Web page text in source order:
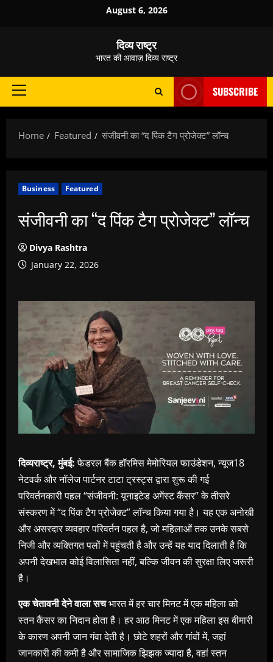
August 6, 2026
दिव्य राष्ट्र
भारत की आवाज़ दिव्य राष्ट्र
Primary
SUBSCRIBE
Home Featured संजीवनी का “द पिंक टैग प्रोजेक्ट” लॉन्च
Business Featured
संजीवनी का “द पिंक टैग प्रोजेक्ट” लॉन्च
Divya Rashtra
January 22, 2026
दिव्यराष्ट्र, मुंबई:फेडरल बैंक हॉरमिस मेमोरियल फाउंडेशन, न्यूज18
नेटवर्क और नॉलेज पार्टनर टाटा ट्रस्ट्स द्वारा शुरू की गई
परिवर्तनकारी पहल “संजीवनी: यूनाइटेड अगेंस्ट कैंसर” के तीसरे
संस्करण में “द पिंक टैग प्रोजेक्ट” लॉन्च किया गया है। यह एक अनोखी
और असरदार व्यवहार परिवर्तन पहल है, जो महिलाओं तक उनके सबसे
निजी और व्यक्तिगत पलों में पहुंचती है और उन्हें यह याद दिलाती है कि
अपनी देखभाल कोई विलासिता नहीं, बल्कि जीवन की सुरक्षा लिए जरूरी
है।
एक चेतावनी देने वाला सचभारत में हर चार मिनट में एक महिला को
स्तन कैंसर का निदान होता है। हर आठ मिनट में एक महिला इस बीमारी
के कारण अपनी जान गंवा देती है। छोटे शहरों और गांवों में, जहां
जानकारी की कमी है और सामाजिक झिझक ज्यादा है, वहां स्तन